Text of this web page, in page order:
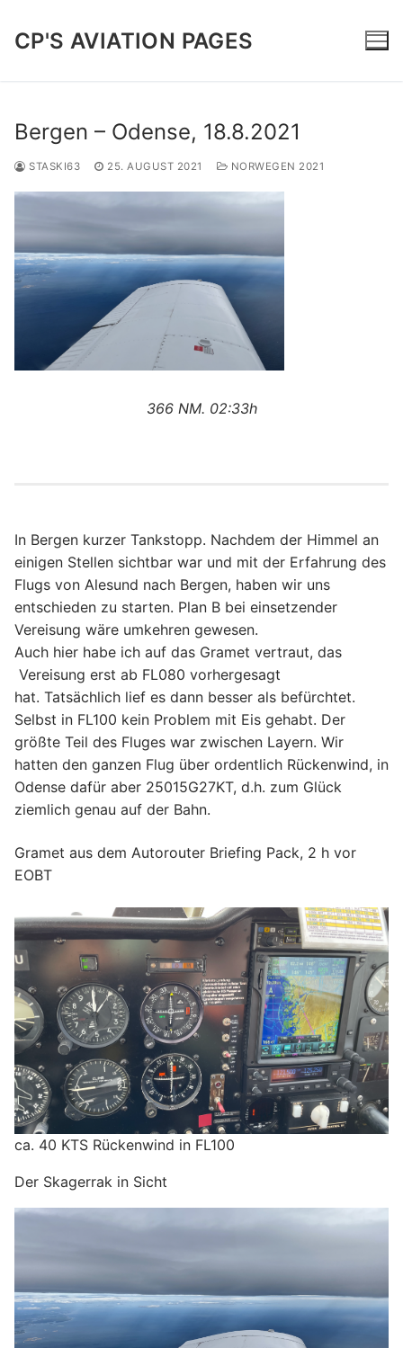
Inhalt
springen
CP'S AVIATION PAGES
Home
Trip Reports
Software | Projects
About
Bergen – Odense, 18.8.2021
STASKI63 25. AUGUST 2021 NORWEGEN 2021
366 NM. 02:33h
In Bergen kurzer Tankstopp. Nachdem der Himmel an
einigen Stellen sichtbar war und mit der Erfahrung des
Flugs von Alesund nach Bergen, haben wir uns
entschieden zu starten. Plan B bei einsetzender
Vereisung wäre umkehren gewesen.
Auch hier habe ich auf das Gramet vertraut, das
Vereisung erst ab FL080 vorhergesagt
hat. Tatsächlich lief es dann besser als befürchtet.
Selbst in FL100 kein Problem mit Eis gehabt. Der
größte Teil des Fluges war zwischen Layern. Wir
hatten den ganzen Flug über ordentlich Rückenwind, in
Odense dafür aber 25015G27KT, d.h. zum Glück
ziemlich genau auf der Bahn.
Gramet aus dem Autorouter Briefing Pack, 2 h vor
EOBT
ca. 40 KTS Rückenwind in FL100
Der Skagerrak in Sicht